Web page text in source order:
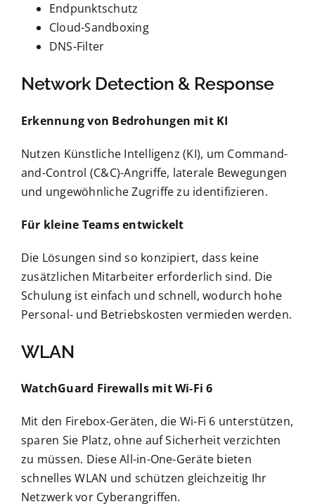
Endpunktschutz
Cloud-Sandboxing
DNS-Filter
Network Detection & Response
Erkennung von Bedrohungen mit KI
Nutzen Künstliche Intelligenz (KI), um Command-
and-Control (C&C)-Angriffe, laterale Bewegungen
und ungewöhnliche Zugriffe zu identifizieren.
Für kleine Teams entwickelt
Die Lösungen sind so konzipiert, dass keine
zusätzlichen Mitarbeiter erforderlich sind. Die
Schulung ist einfach und schnell, wodurch hohe
Personal- und Betriebskosten vermieden werden.
WLAN
WatchGuard Firewalls mit Wi-Fi 6
Mit den Firebox-Geräten, die Wi-Fi 6 unterstützen,
sparen Sie Platz, ohne auf Sicherheit verzichten
zu müssen. Diese All-in-One-Geräte bieten
schnelles WLAN und schützen gleichzeitig Ihr
Netzwerk vor Cyberangriffen.